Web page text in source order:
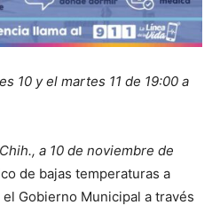
10 y el martes 11 de 19:00 a
a 10 de noviembre de
de bajas temperaturas a
Gobierno Municipal a través